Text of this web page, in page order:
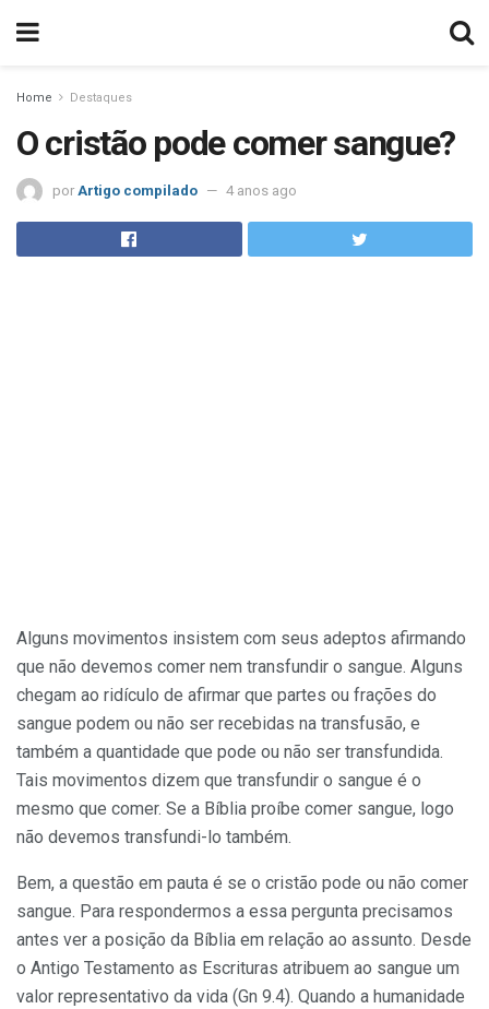
Home Destaques
O cristão pode comer sangue?
por Artigo compilado 4 anos ago
Alguns movimentos insistem com seus adeptos afirmando
que não devemos comer nem transfundir o sangue. Alguns
chegam ao ridículo de afirmar que partes ou frações do
sangue podem ou não ser recebidas na transfusão, e
também a quantidade que pode ou não ser transfundida.
Tais movimentos dizem que transfundir o sangue é o
mesmo que comer. Se a Bíblia proíbe comer sangue, logo
não devemos transfundi-lo também.
Bem, a questão em pauta é se o cristão pode ou não comer
sangue. Para respondermos a essa pergunta precisamos
antes ver a posição da Bíblia em relação ao assunto. Desde
o Antigo Testamento as Escrituras atribuem ao sangue um
valor representativo da vida (Gn 9.4). Quando a humanidade